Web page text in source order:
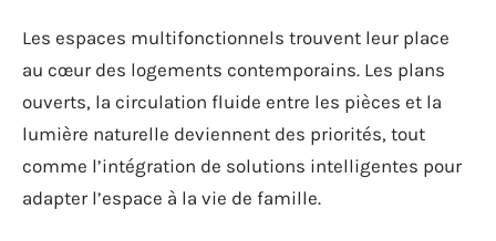
Les espaces multifonctionnels trouvent leur place
au cœur des logements contemporains. Les plans
ouverts, la circulation fluide entre les pièces et la
lumière naturelle deviennent des priorités, tout
comme l’intégration de solutions intelligentes pour
adapter l’espace à la vie de famille.